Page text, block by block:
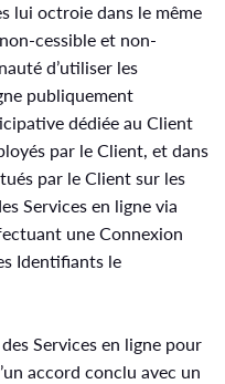
lui octroie dans le même
cessible et non-
d’utiliser les
publiquement
dédiée au Client
par le Client, et dans
par le Client sur les
Services en ligne via
une Connexion
Identifiants le
Services en ligne pour
accord conclu avec un